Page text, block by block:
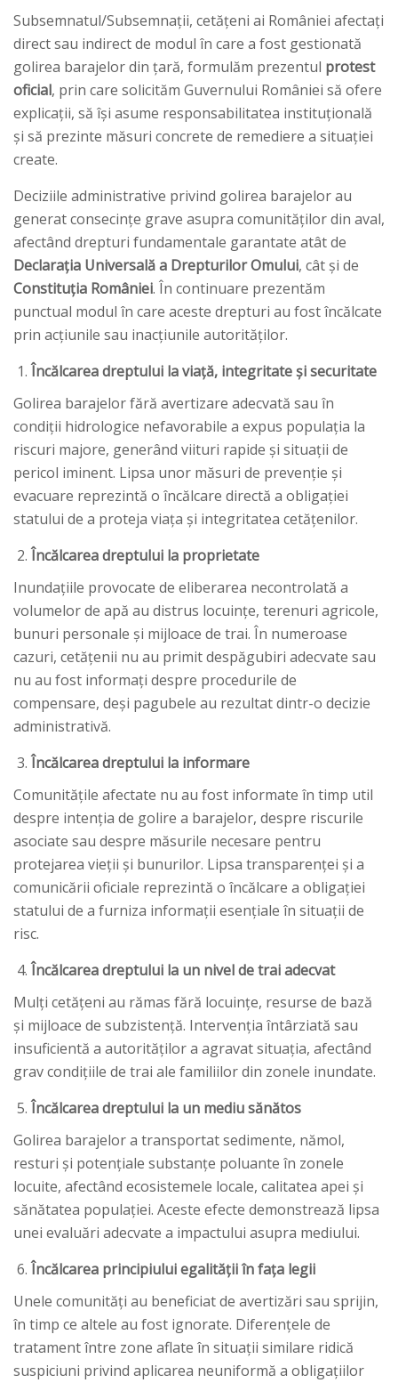
Subsemnatul/Subsemnații, cetățeni ai României afectați
direct sau indirect de modul în care a fost gestionată
golirea barajelor din țară, formulăm prezentul protest
oficial, prin care solicităm Guvernului României să ofere
explicații, să își asume responsabilitatea instituțională
și să prezinte măsuri concrete de remediere a situației
create.
Deciziile administrative privind golirea barajelor au
generat consecințe grave asupra comunităților din aval,
afectând drepturi fundamentale garantate atât de
Declarația Universală a Drepturilor Omului, cât și de
Constituția României. În continuare prezentăm
punctual modul în care aceste drepturi au fost încălcate
prin acțiunile sau inacțiunile autorităților.
Încălcarea dreptului la viață, integritate și securitate
Golirea barajelor fără avertizare adecvată sau în
condiții hidrologice nefavorabile a expus populația la
riscuri majore, generând viituri rapide și situații de
pericol iminent. Lipsa unor măsuri de prevenție și
evacuare reprezintă o încălcare directă a obligației
statului de a proteja viața și integritatea cetățenilor.
Încălcarea dreptului la proprietate
Inundațiile provocate de eliberarea necontrolată a
volumelor de apă au distrus locuințe, terenuri agricole,
bunuri personale și mijloace de trai. În numeroase
cazuri, cetățenii nu au primit despăgubiri adecvate sau
nu au fost informați despre procedurile de
compensare, deși pagubele au rezultat dintr-o decizie
administrativă.
Încălcarea dreptului la informare
Comunitățile afectate nu au fost informate în timp util
despre intenția de golire a barajelor, despre riscurile
asociate sau despre măsurile necesare pentru
protejarea vieții și bunurilor. Lipsa transparenței și a
comunicării oficiale reprezintă o încălcare a obligației
statului de a furniza informații esențiale în situații de
risc.
Încălcarea dreptului la un nivel de trai adecvat
Mulți cetățeni au rămas fără locuințe, resurse de bază
și mijloace de subzistență. Intervenția întârziată sau
insuficientă a autorităților a agravat situația, afectând
grav condițiile de trai ale familiilor din zonele inundate.
Încălcarea dreptului la un mediu sănătos
Golirea barajelor a transportat sedimente, nămol,
resturi și potențiale substanțe poluante în zonele
locuite, afectând ecosistemele locale, calitatea apei și
sănătatea populației. Aceste efecte demonstrează lipsa
unei evaluări adecvate a impactului asupra mediului.
Încălcarea principiului egalității în fața legii
Unele comunități au beneficiat de avertizări sau sprijin,
în timp ce altele au fost ignorate. Diferențele de
tratament între zone aflate în situații similare ridică
suspiciuni privind aplicarea neuniformă a obligațiilor